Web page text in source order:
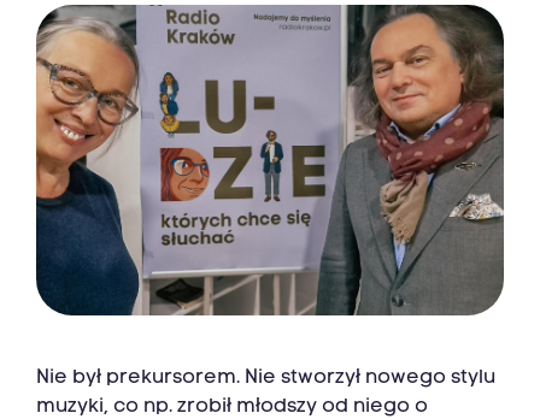
Nie był prekursorem. Nie stworzył nowego stylu
muzyki, co np. zrobił młodszy od niego o